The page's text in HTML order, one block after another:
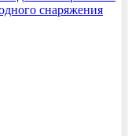
снаряжения